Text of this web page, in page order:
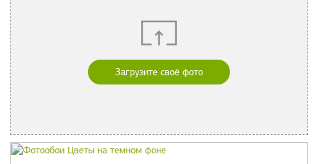
Загрузите своё фото